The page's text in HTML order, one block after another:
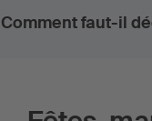
Comment faut-il